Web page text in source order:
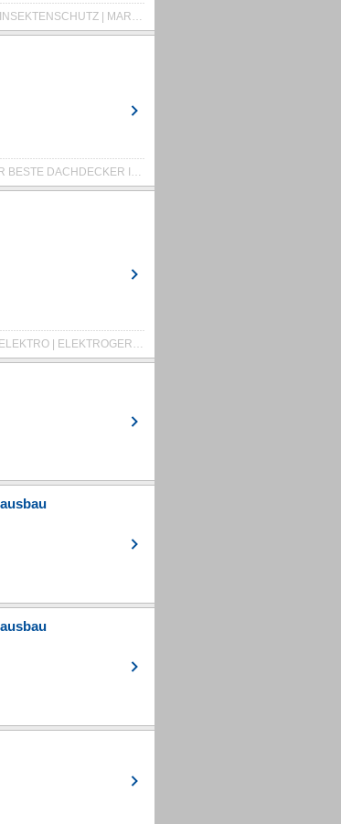
FENSTER | GLAS | GLASREPARATUR | INSEKTENSCHUTZ | MARKISEN | ROLLLÄDEN | SPIEGEL | TROCKENBAU
DACHDECKER | DACHDECKEREI | DER BESTE DACHDECKER IN HANNOVER UND UMGEBUNG
ARBEITSPLATTEN | EINBAUKÜCHEN | ELEKTRO | ELEKTROGERÄTE | GESCHIRRSPÜLER | HAUSGERÄTE